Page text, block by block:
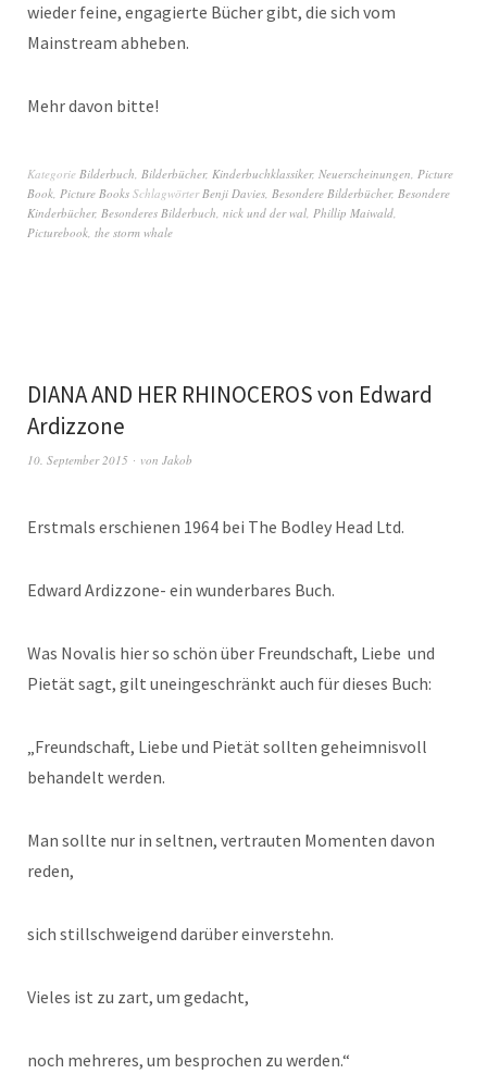
wieder feine, engagierte Bücher gibt, die sich vom
Mainstream abheben.
Mehr davon bitte!
Kategorie Bilderbuch, Bilderbücher, Kinderbuchklassiker, Neuerscheinungen, Picture
Book, Picture Books SchlagwörterBenji Davies, Besondere Bilderbücher, Besondere
Kinderbücher, Besonderes Bilderbuch, nick und der wal, Phillip Maiwald,
Picturebook, the storm whale
DIANA AND HER RHINOCEROS von Edward
Ardizzone
10. September 2015 von Jakob
Erstmals erschienen 1964 bei The Bodley Head Ltd.
Edward Ardizzone- ein wunderbares Buch.
Was Novalis hier so schön über Freundschaft, Liebe und
Pietät sagt, gilt uneingeschränkt auch für dieses Buch:
„Freundschaft, Liebe und Pietät sollten geheimnisvoll
behandelt werden.
Man sollte nur in seltnen, vertrauten Momenten davon
reden,
sich stillschweigend darüber einverstehn.
Vieles ist zu zart, um gedacht,
noch mehreres, um besprochen zu werden.“